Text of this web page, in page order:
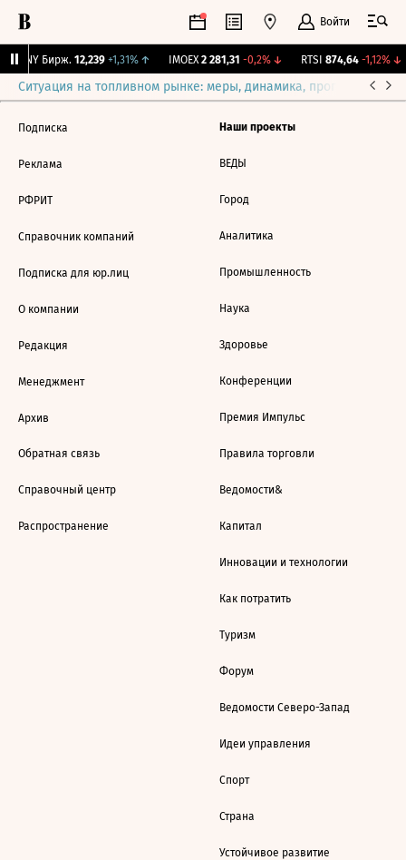
Войти
CNY Бирж. 12,239 +1,31%↑ IMOEX 2 281,31 -0,2%↓ RTSI 874,64 -1,12%↓
Ситуация на топливном рынке: меры, динамика, прогнозы
Подписка
Реклама
РФРИТ
Справочник компаний
Подписка для юр.лиц
О компании
Редакция
Менеджмент
Архив
Обратная связь
Справочный центр
Распространение
Наши проекты
ВЕДЫ
Город
Аналитика
Промышленность
Наука
Здоровье
Конференции
Премия Импульс
Правила торговли
Ведомости&
Капитал
Инновации и технологии
Как потратить
Туризм
Форум
Ведомости Северо-Запад
Идеи управления
Спорт
Страна
Устойчивое развитие